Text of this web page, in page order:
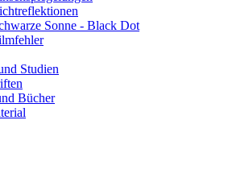
Sonne - Black Dot
Studien
Bücher